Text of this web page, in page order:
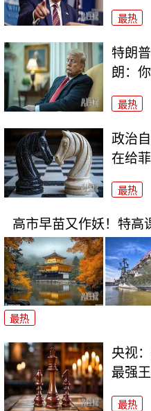
最热
特朗
朗：
最热
政治
在给
最热
高市早苗又作妖！特高
最热
央视
最强
最热